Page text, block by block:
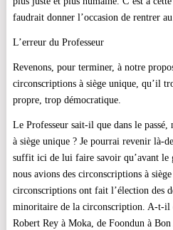
faudrait donner l’occasion de rentrer au
L’erreur du Professeur
Revenons, pour terminer, à notre
circonscriptions à siège unique, qu’il
propre, trop démocratique.
Le Professeur sait-il que dans le
à siège unique ? Je pourrai revenir là-
suffit ici de lui faire savoir qu’avant le
nous avions des circonscriptions à
circonscriptions ont fait l’élection des
minoritaire de la circonscription. A-t-il
Robert Rey à Moka, de Foondun à